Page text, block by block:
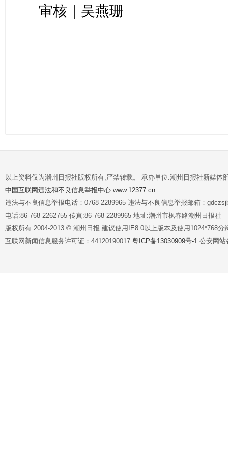
审核｜吴燕珊
以上资料仅为潮州日报社版权所有,严禁转载。 承办单位:潮州日报社新媒体
中国互联网违法和不良信息举报中心:www.12377.cn
违法与不良信息举报电话：0768-2289965 违法与不良信息举报邮箱：
电话:86-768-2262755 传真:86-768-2289965 地址:潮州市枫春路潮州日报社
版权所有 2004-2013 © 潮州日报 建议使用IE8.0以上版本及使用1024*768分
互联网新闻信息服务许可证：44120190017 粤ICP备13030909号-1 公安网站